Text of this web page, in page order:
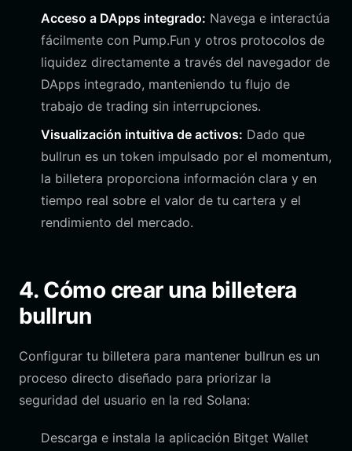
Acceso a DApps integrado: Navega e interactúa
fácilmente con Pump.Fun y otros protocolos de
liquidez directamente a través del navegador de
DApps integrado, manteniendo tu flujo de
trabajo de trading sin interrupciones.
Visualización intuitiva de activos: Dado que
bullrun es un token impulsado por el momentum,
la billetera proporciona información clara y en
tiempo real sobre el valor de tu cartera y el
rendimiento del mercado.
4. Cómo crear una billetera
bullrun
Configurar tu billetera para mantener bullrun es un
proceso directo diseñado para priorizar la
seguridad del usuario en la red Solana:
Descarga e instala la aplicación Bitget Wallet